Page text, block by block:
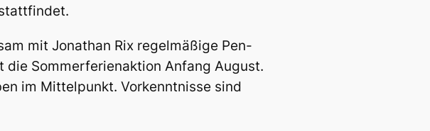
mit Jonathan Rix regelmäßige Pen-
Sommerferienaktion Anfang August.
im Mittelpunkt. Vorkenntnisse sind